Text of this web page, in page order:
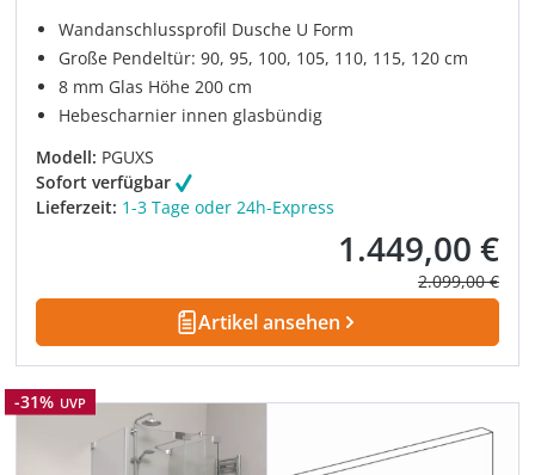
Wandanschlussprofil Dusche U Form
Große Pendeltür: 90, 95, 100, 105, 110, 115, 120 cm
8 mm Glas Höhe 200 cm
Hebescharnier innen glasbündig
Modell: PGUXS
Sofort verfügbar
Lieferzeit: 1-3 Tage oder 24h-Express
Verkaufspreis:
1.449,00 €
Regulärer
2.099,00 €
Artikel ansehen
Rabatt
-31% UVP